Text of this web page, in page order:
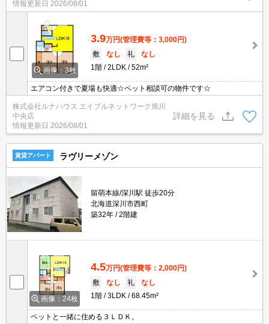
情報更新日 2026/08/01
画像：3枚
3.9万円(管理費等：3,000円)
敷
なし 礼
なし
1階
2LDK 52m²
エアコン付きで夏場も快適☆ペット相談可の物件です☆
株式会社ルナハウス エイブルネットワーク旭川
中央店
情報更新日 2026/08/01
詳細を見る
賃貸アパート ラヴリーメゾン
留萌本線/深川駅 徒歩20分
北海道深川市西町
築32年
2階建
画像：24枚
4.5万円(管理費等：2,000円)
敷
なし 礼
なし
1階
3LDK 68.45m²
ペットと一緒に住める３ＬＤＫ。